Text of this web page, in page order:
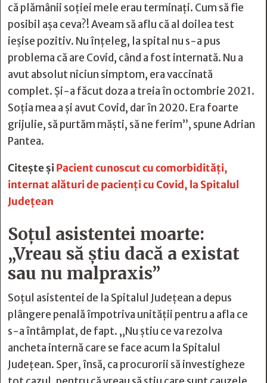
că plămânii soției mele erau terminați. Cum să fie
posibil așa ceva?! Aveam să aflu că al doilea test
ieșise pozitiv. Nu înțeleg, la spital nu s-a pus
problema că are Covid, când a fost internată. Nu a
avut absolut niciun simptom, era vaccinată
complet. Și-a făcut doza a treia în octombrie 2021.
Soția mea a și avut Covid, dar în 2020. Era foarte
grijulie, să purtăm măști, să ne ferim”, spune Adrian
Pantea.
Citește șiPacient cunoscut cu comorbidităţi,
internat alături de pacienţi cu Covid, la Spitalul
Judeţean
Soțul asistentei moarte:
„Vreau să știu dacă a existat
sau nu malpraxis”
Soțul asistentei de la Spitalul Județean a depus
plângere penală împotriva unității pentru a afla ce
s-a întâmplat, de fapt. „Nu știu ce va rezolva
ancheta internă care se face acum la Spitalul
Județean. Sper, însă, ca procurorii să investigheze